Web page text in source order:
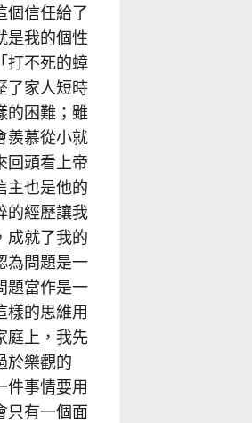
個信任給了
是我的個性
打不死的蟑
了家人短時
的困難；雖
羨慕從小就
回頭看上帝
主也是他的
的經歷讓我
成就了我的
為問題是一
題當作是一
樣的思維用
庭上，我先
於樂觀的
件事情要用
只有一個面